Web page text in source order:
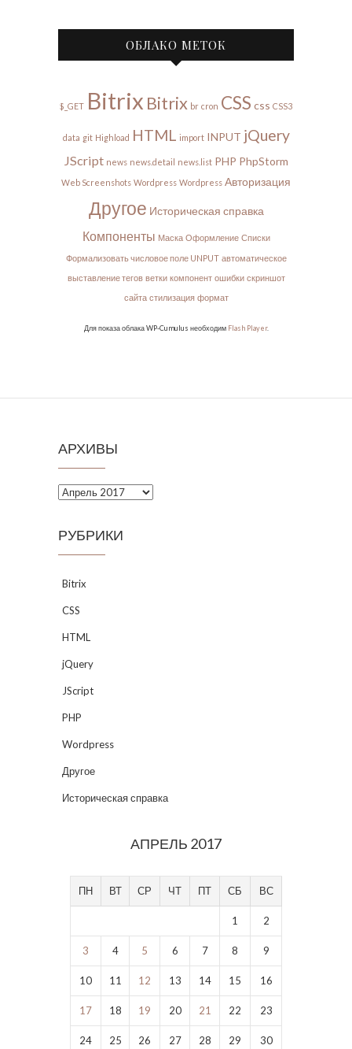
ОБЛАКО МЕТОК
$_GET Bitrix Bitrix br cron CSS css CSS3
data git Highload HTML import INPUT jQuery
JScript news news.detail news.list PHP PhpStorm
Web Screenshots Wordpress Wordpress Авторизация
Другое Историческая справка
Компоненты Маска Оформление Списки
Формализовать числовое поле UNPUT автоматическое
выставление тегов ветки компонент ошибки скриншот
сайта стилизация формат
Для показа облака WP-Cumulus необходим Flash Player.
АРХИВЫ
Архивы
РУБРИКИ
Bitrix
CSS
HTML
jQuery
JScript
PHP
Wordpress
Другое
Историческая справка
АПРЕЛЬ 2017
ПН ВТ СР ЧТ ПТ СБ ВС
1 2
3 4 5 6 7 8 9
10 11 12 13 14 15 16
17 18 19 20 21 22 23
24 25 26 27 28 29 30